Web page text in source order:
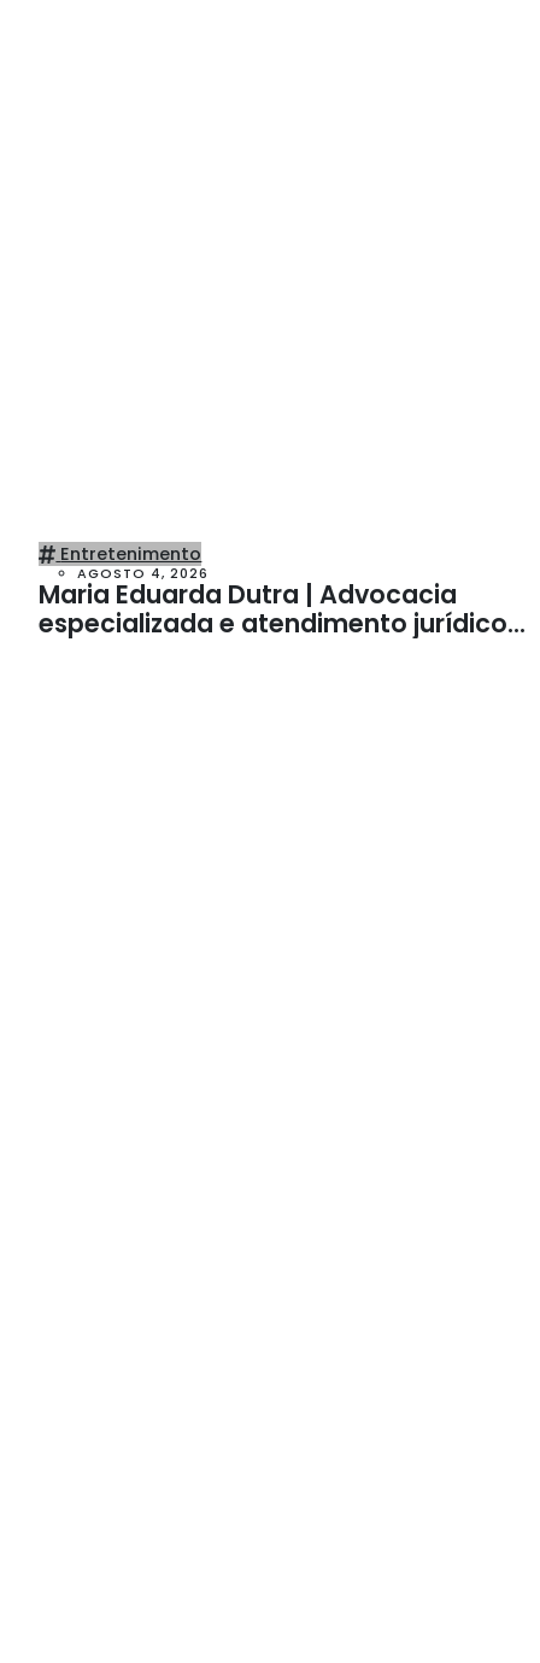
Entretenimento
AGOSTO 4, 2026
Maria Eduarda Dutra | Advocacia
especializada e atendimento jurídico